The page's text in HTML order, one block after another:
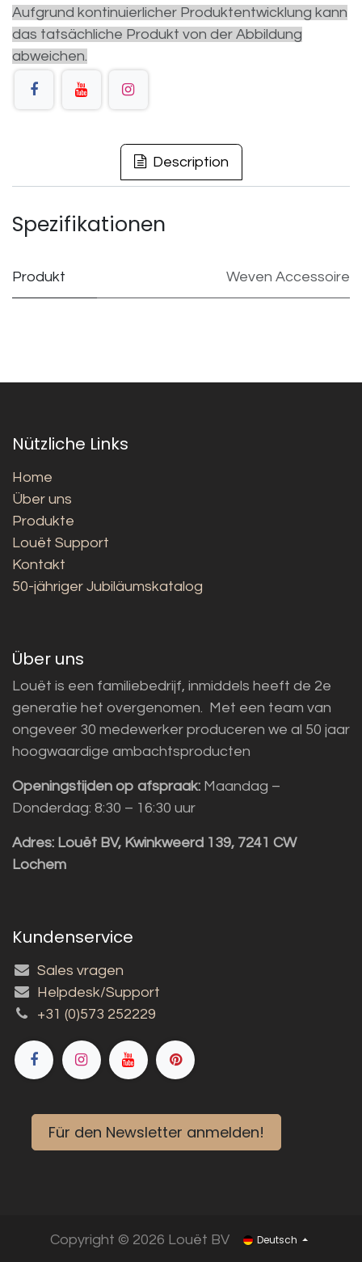
Aufgrund kontinuierlicher Produktentwicklung kann
das tatsächliche Produkt von der Abbildung
abweichen.
Description
Spezifikationen
Produkt Weven Accessoire
Nützliche Links
Home
Über uns
Produkte
Louët Support
Kontakt
50-jähriger Jubiläumskatalog
Über uns
Louët is een familiebedrijf, inmiddels heeft de 2e
generatie het overgenomen. Met een team van
ongeveer 30 medewerker produceren we al 50 jaar
hoogwaardige ambachtsproducten
Openingstijden op afspraak: Maandag –
Donderdag: 8:30 – 16:30 uur
Adres: Louët BV, Kwinkweerd 139, 7241 CW
Lochem
Kundenservice
Sales vragen
Helpdesk/Support
+31 (0)573 252229
Für den Newsletter anmelden!
Copyright © 2026 Louët BV Deutsch